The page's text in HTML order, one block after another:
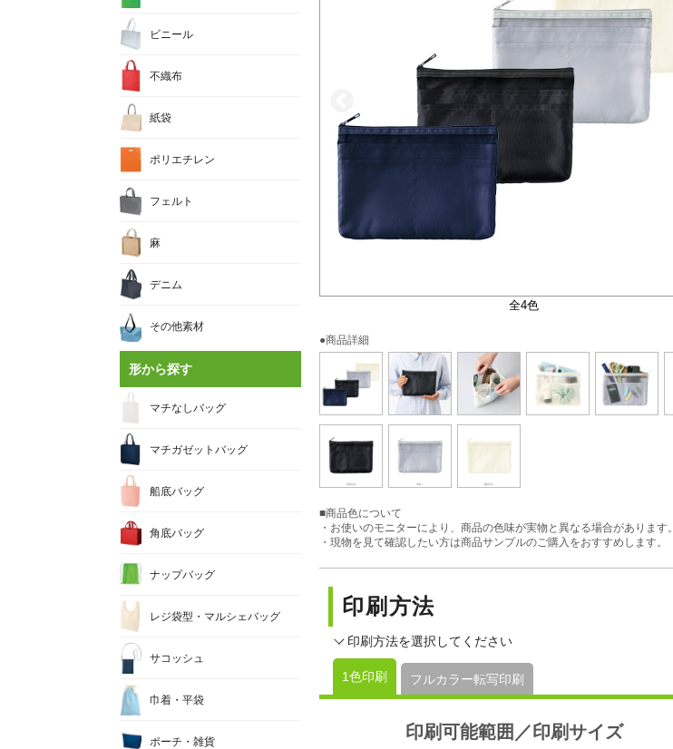
全4色
大きさイメージ
5つの仕切りポケット付き
使用イメージ
使用イメージ
●商品詳細
■商品色について
・お使いのモニターにより、商品の色味が実物と異なる場合があります。
・現物を見て確認したい方は商品サンプルのご購入をおすすめします。
印刷方法
印刷方法を選択してください
1色印刷 フルカラー転写印刷
印刷可能範囲／印刷サイズ
ビニール
不織布
紙袋
ポリエチレン
フェルト
麻
デニム
その他素材
形から探す
マチなしバッグ
マチガゼットバッグ
船底バッグ
角底バッグ
ナップバッグ
レジ袋型・マルシェバッグ
サコッシュ
巾着・平袋
ポーチ・雑貨